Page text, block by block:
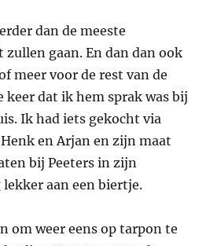
dan de meeste
zullen gaan. En dan dan ook
meer voor de rest van de
keer dat ik hem sprak was bij
Ik had iets gekocht via
en Arjan en zijn maat
bij Peeters in zijn
aan een biertje.
om weer eens op tarpon te